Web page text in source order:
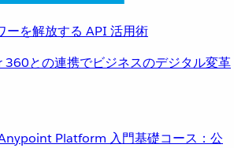
ーを解放する API 活用術
との連携でビジネスのデジタル変革
Platform 入門基礎コース：公